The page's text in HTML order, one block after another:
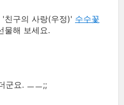
'친구의 사랑(우정)' 수수꽃
물해 보세요.
군요. ㅡㅡ;;